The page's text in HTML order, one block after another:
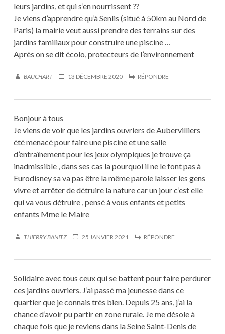
leurs jardins, et qui s’en nourrissent ??
Je viens d’apprendre qu’à Senlis (situé à 50km au Nord de
Paris) la mairie veut aussi prendre des terrains sur des
jardins familiaux pour construire une piscine …
Après on se dit écolo, protecteurs de l’environnement
BAUCHART 13 DÉCEMBRE 2020 RÉPONDRE
Bonjour à tous
Je viens de voir que les jardins ouvriers de Aubervilliers
été menacé pour faire une piscine et une salle
d’entraînement pour les jeux olympiques je trouve ça
inadmissible , dans ses cas la pourquoi il ne le font pas à
Eurodisney sa va pas être la même parole laisser les gens
vivre et arrêter de détruire la nature car un jour c’est elle
qui va vous détruire , pensé à vous enfants et petits
enfants Mme le Maire
THIERRY BANITZ 25 JANVIER 2021 RÉPONDRE
Solidaire avec tous ceux qui se battent pour faire perdurer
ces jardins ouvriers. J’ai passé ma jeunesse dans ce
quartier que je connais très bien. Depuis 25 ans, j’ai la
chance d’avoir pu partir en zone rurale. Je me désole à
chaque fois que je reviens dans la Seine Saint-Denis de